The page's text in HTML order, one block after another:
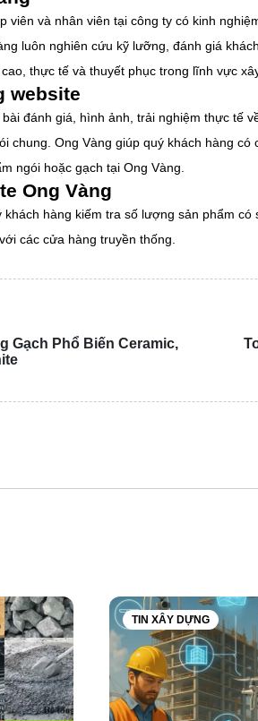
kế được nhiều khách hàng lựa
trường.
nhà ở kiểu Minimalist
hơi hướng hiện đại nhưng vẫn
tế. Thông thường mẫu thiết kế này
ở kiểu Tropical style
thiết kế phong cách nhiệt đới, mẫu
trường sống gần gũi với thiên
hoặc những người lớn tuổi.
viên và nhân viên tại công ty có kinh
luôn nghiên cứu kỹ lưỡng, đánh giá
thực tế và thuyết phục trong lĩnh vực
website
đánh giá, hình ảnh, trải nghiệm thực tế
chung. Ong Vàng giúp quý khách hàng
ngói hoặc gạch tại Ong Vàng.
Ong Vàng
khách hàng kiếm tra số lượng sản phẩm
các cửa hàng truyền thống.
Gạch Phổ Biến Ceramic,
TIN XÂY DỰNG